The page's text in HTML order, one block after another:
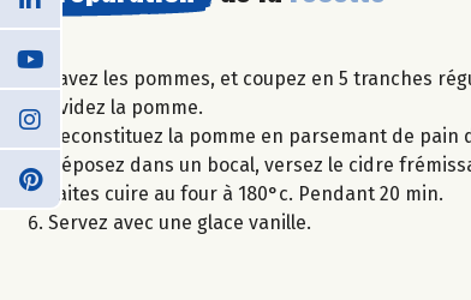
Lavez les pommes, et coupez en 5 tranches
Evidez la pomme.
Reconstituez la pomme en parsemant de
Déposez dans un bocal, versez le cidre
Faites cuire au four à 180°c. Pendant 20 min.
Servez avec une glace vanille.